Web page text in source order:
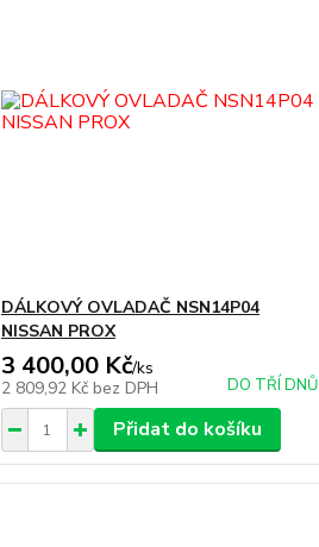
DÁLKOVÝ OVLADAČ NSN14P04
NISSAN PROX
3 400,00 Kč/ks
2 809,92 Kč bez DPH DO TŘÍ DNŮ
Přidat do košíku